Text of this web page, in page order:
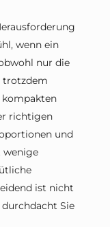
wenn ein
nur die
trotzdem
richtigen
und
wenige
ist nicht
durchdacht Sie